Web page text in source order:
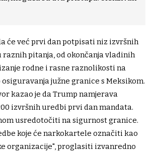
će već prvi dan potpisati niz izvršnih
raznih pitanja, od okončanja vladinih
rodne i rasne raznolikosti na
južne granice s Meksikom.
kazao je da Trump namjerava
izvršnih uredbi prvi dan mandata.
usredotočiti na sigurnost granice.
koje će narkokartele označiti kao
organizacije", proglasiti izvanredno